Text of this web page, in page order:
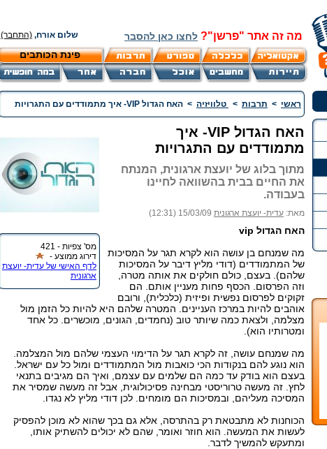
מה זה אתר "פרשן"? לחצו כאן להסבר שלום אורח, (התחבר)
פינת הכותבים
ראשי > תרבות > טלוויזיה > האח הגדול VIP- איך מתמודדים עם התגרויות
מס' צפיות - 421
דירוג ממוצע -
לדף האישי של עדית- יועצת
ארגונית
האח הגדול VIP- איך
מתמודדים עם התגרויות
מתוך בלוג של יועצת ארגונית, המנתח
את החיים בבית בהשוואה לחיינו
בעבודה.
מאת: עדית- יועצת ארגונית 15/03/09 (12:31)
האח הגדול vip
מה שמנחם בן עושה הוא לקרא תגר על המסיכות
של המתמודדים (דודי מליץ דיבר על המסיכות
שלהם). בעצם, כולם חולקים את אותה מטרה,
וזה הפרסום. הכסף פחות מעניין אותם. הם
זקוקים לפרסום נפשית ופיזית (כלכלית), ורובם
אוהבים להיות במרכז העניינים. המטרה שלהם היא להיות כל הזמן מול
מצלמה, ולצאת כמה שיותר טוב (נחמדים, הגונים, מוכשרים. כל אחד
ומטרותיו הוא).
מה שמנחם עושה, זה לקרא תגר על הדימוי העצמי שלהם מול המצלמה.
הוא נוגע להם בנקודות הכי כואבות מול המתמודדים ומול כל עם ישראל.
בעצם הוא בודק עד כמה הם שלמים עם עצמם, ואיך הם מגיבים בתנאי
לחץ. זה מעשה טרוריסטי מבחינה פסיכולוגית, אבל זה מעשה שמסיר את
המסיכה מעליהם, ובמסיכות הם מומחים. לכן דודי מליץ לא נגדו.
הכוחנות לא מתבטאת רק בהתרסה, אלא גם בכך שהוא לא מוכן להפסיק
לעשות את המעשה. הוא חוזר ואומר, שהם לא יכולים להשתיק אותו,
ומתעקש להמשיך לדבר.